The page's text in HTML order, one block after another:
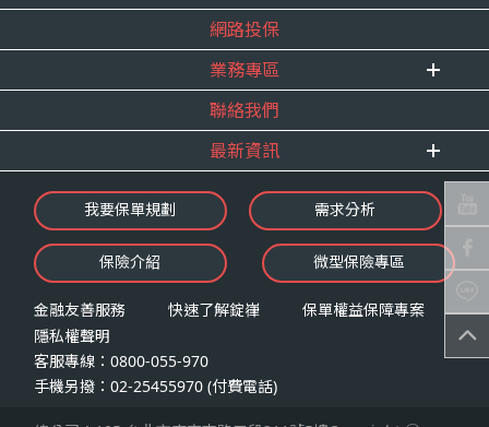
（一）當事人得行使之權利
台端就錠嵂公司向 台端所蒐集之個人資
料，得向錠嵂公司行使下列權利，除法令
另有規定或履行契約所必要外，錠嵂公司
查詢或請求閱覽。
請求製給複製本。
請求補充或更正。
請求停止蒐集、處理或利用。
請求刪除。
（二）當事人行使權利之方式
台端如欲行使上述權利時，得以書面方式
向錠嵂公司申請，申請書面送達地址：台
得獎紀錄
服務宣言
合作夥伴
精英招募
年度增員計畫
網路投保
業務專區
E 線資源網
聯絡我們
最新資訊
最新消息
錠嵂焦點
影音頻道
業務資源分享
我要保單規劃 需求分析
保險介紹 微型保險專區
金融友善服務 快速了解錠嵂
保單權益保障專案
隱私權聲明
客服專線：0800-055-970
手機另撥：02-25455970 (付費電話)